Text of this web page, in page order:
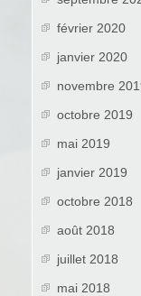
février 2020
janvier 2020
novembre
octobre 2019
mai 2019
janvier 2019
octobre 2018
août 2018
juillet 2018
mai 2018